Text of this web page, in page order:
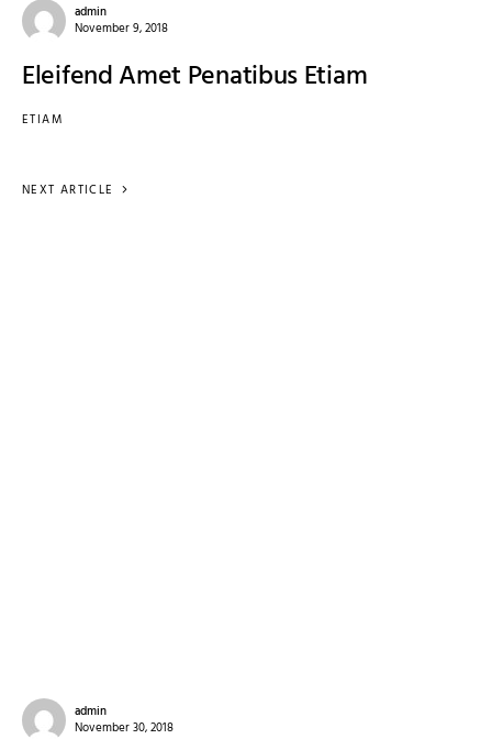
admin
November 9, 2018
Eleifend Amet Penatibus Etiam
ETIAM
NEXT ARTICLE
admin
November 30, 2018